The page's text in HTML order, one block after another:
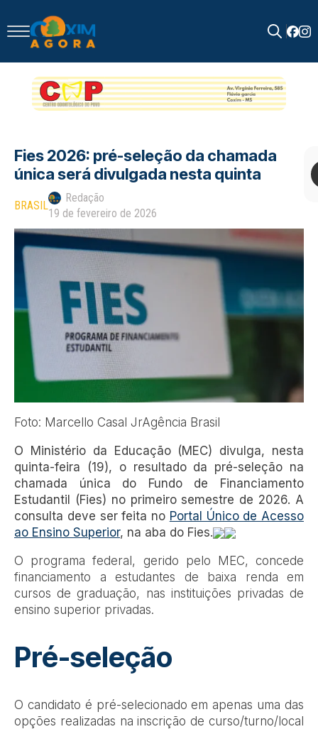
for:
Fies 2026: pré-seleção da chamada
única será divulgada nesta quinta
BRASIL
Redação
19 de fevereiro de 2026
Foto: Marcello Casal JrAgência Brasil
O Ministério da Educação (MEC) divulga, nesta
quinta-feira (19), o resultado da pré-seleção na
chamada única do Fundo de Financiamento
Estudantil (Fies) no primeiro semestre de 2026. A
consulta deve ser feita no Portal Único de Acesso
ao Ensino Superior, na aba do Fies.
O programa federal, gerido pelo MEC, concede
financiamento a estudantes de baixa renda em
cursos de graduação, nas instituições privadas de
ensino superior privadas.
Pré-seleção
O candidato é pré-selecionado em apenas uma das
opções realizadas na inscrição de curso/turno/local